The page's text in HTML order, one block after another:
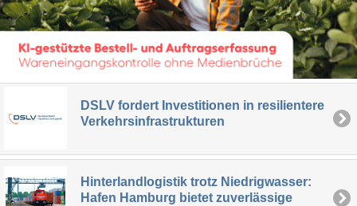
DSLV fordert Investitionen in resilientere
Verkehrsinfrastrukturen
Hinterlandlogistik trotz Niedrigwasser:
Hafen Hamburg bietet zuverlässige